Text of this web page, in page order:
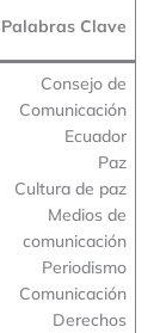
Palabras Clave
Consejo de
Comunicación
Ecuador
Paz
Cultura de paz
Medios de
comunicación
Periodismo
Comunicación
Derechos